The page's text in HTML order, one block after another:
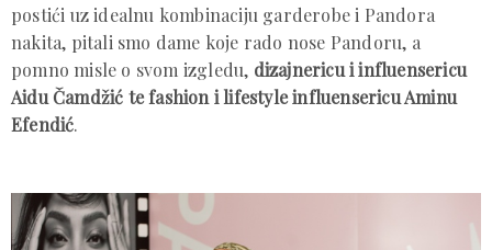
postići uz idealnu kombinaciju garderobe i Pandora
nakita, pitali smo dame koje rado nose Pandoru, a
pomno misle o svom izgledu, dizajnericu i influensericu
Aidu Čamdžić te fashion i lifestyle influensericu Aminu
Efendić.